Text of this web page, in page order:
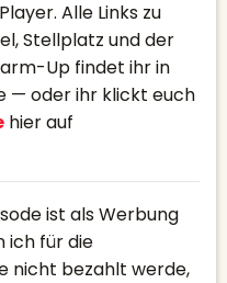
Alle Links zu
Stellplatz und der
Up findet ihr in
— oder ihr klickt euch
hier auf
ist als Werbung
ich für die
nicht bezahlt werde,